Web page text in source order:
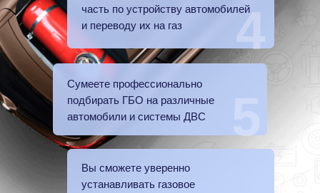
4
часть по устройству автомобилей
и переводу их на газ
Сумеете профессионально
подбирать ГБО на различные
автомобили и системы ДВС
Вы сможете уверенно
устанавливать газовое